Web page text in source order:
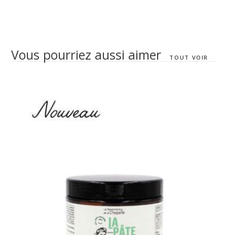
Vous pourriez aussi aimer TOUT VOIR